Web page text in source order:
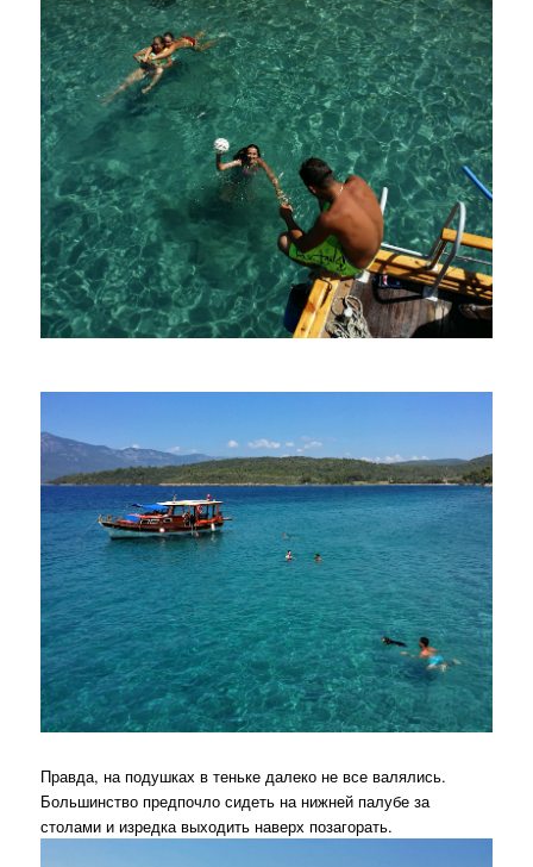
Правда, на подушках в теньке далеко не все валялись.
Большинство предпочло сидеть на нижней палубе за
столами и изредка выходить наверх позагорать.